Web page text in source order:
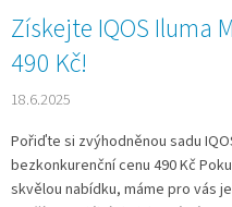
Získejte IQOS Iluma
490 Kč!
18.6.2025
Pořiďte si zvýhodněnou sadu
bezkonkurenční cenu 490 Kč
skvělou nabídku, máme pro vás